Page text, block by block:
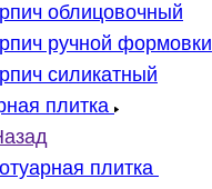
облицовочный
ручной формовки
силикатный
плитка
плитка